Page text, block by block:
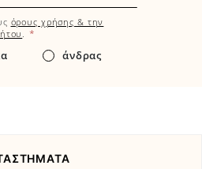
όρους χρήσης & την
*
άνδρας